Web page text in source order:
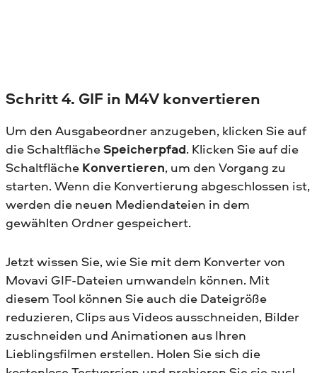
Schritt 4. GIF in M4V konvertieren
Um den Ausgabeordner anzugeben, klicken Sie auf
die SchaltflächeSpeicherpfad. Klicken Sie auf die
Schaltfläche Konvertieren, um den Vorgang zu
starten. Wenn die Konvertierung abgeschlossen ist,
werden die neuen Mediendateien in dem
gewählten Ordner gespeichert.
Jetzt wissen Sie, wie Sie mit dem Konverter von
Movavi GIF-Dateien umwandeln können. Mit
diesem Tool können Sie auch die Dateigröße
reduzieren, Clips aus Videos ausschneiden, Bilder
zuschneiden und Animationen aus Ihren
Lieblingsfilmen erstellen. Holen Sie sich die